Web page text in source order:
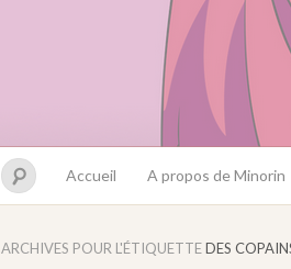
Accueil A propos de Minorin
ARCHIVES POUR L'ÉTIQUETTEDES